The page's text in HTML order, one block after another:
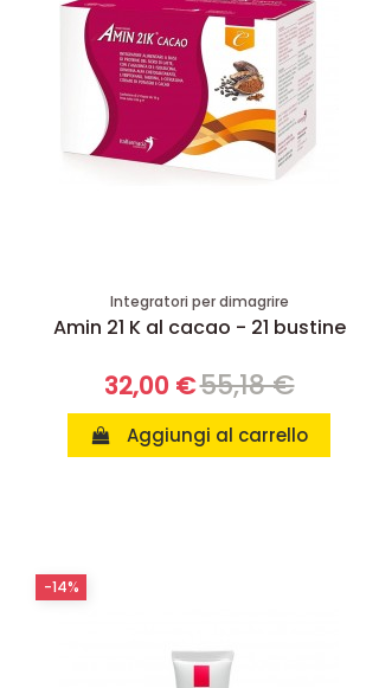
Integratori per dimagrire
Amin 21 K al cacao - 21 bustine
32,00 €55,18 €
Aggiungi al carrello
-14%